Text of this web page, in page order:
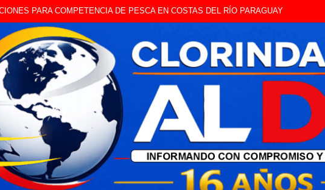
LANZA ESTE SÁBADO LA EDICIÓN DÍA DEL NIÑO